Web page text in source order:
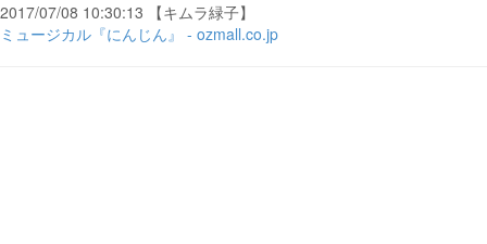
2017/07/08 10:30:13 【キムラ緑子】
ミュージカル『にんじん』 - ozmall.co.jp